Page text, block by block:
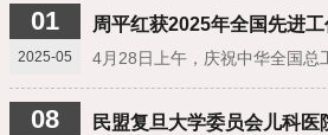
01
2025-05
周平红获2025年全国先进
08